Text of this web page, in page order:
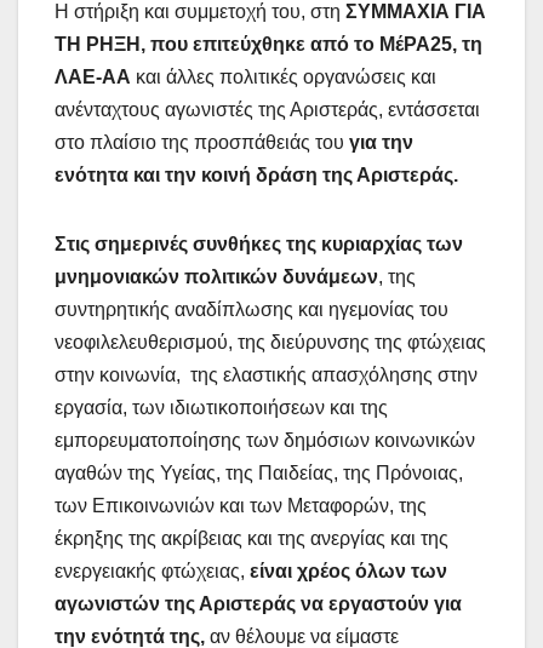
Η στήριξη και συμμετοχή του, στη ΣΥΜΜΑΧΙΑ ΓΙΑ
ΤΗ ΡΗΞΗ, που επιτεύχθηκε από το ΜέΡΑ25, τη
ΛΑΕ-ΑΑ και άλλες πολιτικές οργανώσεις και
ανένταχτους αγωνιστές της Αριστεράς, εντάσσεται
στο πλαίσιο της προσπάθειάς του για την
ενότητα και την κοινή δράση της Αριστεράς.
Στις σημερινές συνθήκες της κυριαρχίας των
μνημονιακών πολιτικών δυνάμεων, της
συντηρητικής αναδίπλωσης και ηγεμονίας του
νεοφιλελευθερισμού, της διεύρυνσης της φτώχειας
στην κοινωνία, της ελαστικής απασχόλησης στην
εργασία, των ιδιωτικοποιήσεων και της
εμπορευματοποίησης των δημόσιων κοινωνικών
αγαθών της Υγείας, της Παιδείας, της Πρόνοιας,
των Επικοινωνιών και των Μεταφορών, της
έκρηξης της ακρίβειας και της ανεργίας και της
ενεργειακής φτώχειας, είναι χρέος όλων των
αγωνιστών της Αριστεράς να εργαστούν για
την ενότητά της, αν θέλουμε να είμαστε